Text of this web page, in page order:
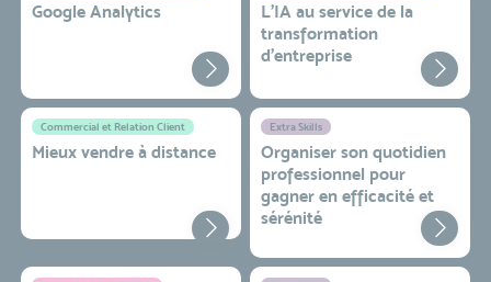
Google Analytics
L'IA au service de la
transformation
d'entreprise
Commercial et Relation Client
Mieux vendre à distance
Extra Skills
Organiser son quotidien
professionnel pour
gagner en efficacité et
sérénité